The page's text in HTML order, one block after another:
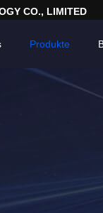
CO., LIMITED
Produkte